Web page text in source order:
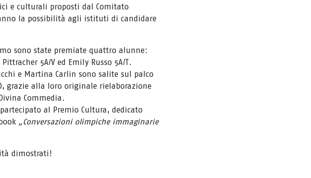
e culturali proposti dal Comitato
la possibilità agli istituti di candidare
sono state premiate quattro alunne:
5A/V ed Emily Russo 5A/T.
e Martina Carlin sono salite sul palco
grazie alla loro originale rielaborazione
Commedia.
al Premio Cultura, dedicato
„Conversazioni olimpiche immaginarie
dimostrati!